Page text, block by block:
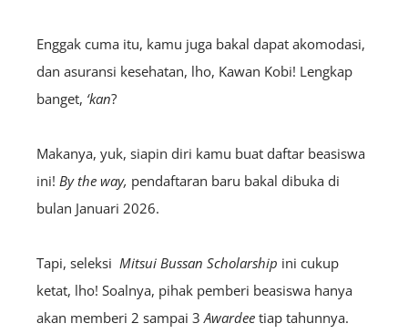
Enggak cuma itu, kamu juga bakal dapat akomodasi,
dan asuransi kesehatan, lho, Kawan Kobi! Lengkap
banget, ‘kan?
Makanya, yuk, siapin diri kamu buat daftar beasiswa
ini! By the way, pendaftaran baru bakal dibuka di
bulan Januari 2026.
Tapi, seleksi Mitsui Bussan Scholarship ini cukup
ketat, lho! Soalnya, pihak pemberi beasiswa hanya
akan memberi 2 sampai 3 Awardee tiap tahunnya.